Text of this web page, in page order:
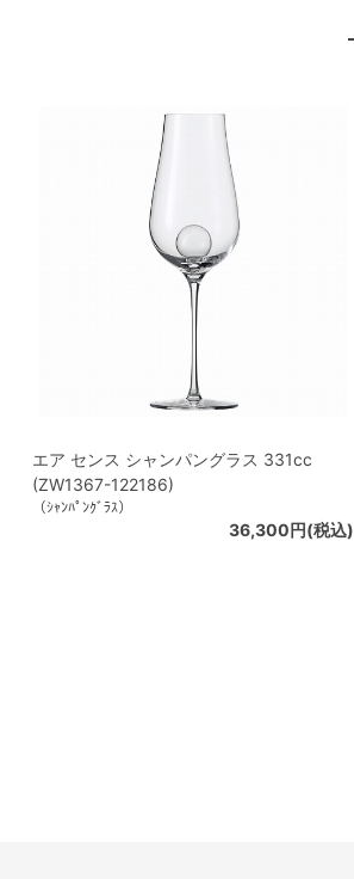
エア センス シャンパングラス 331cc
(ZW1367-122186)
（ｼｬﾝﾊﾟﾝｸﾞﾗｽ）
36,300円(税込)